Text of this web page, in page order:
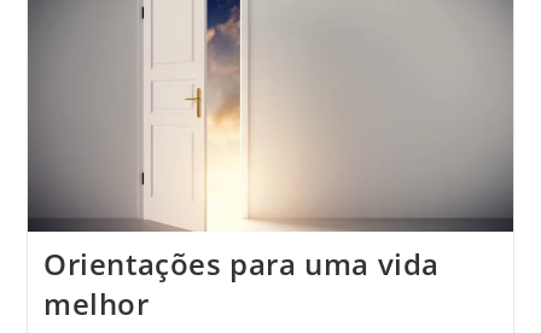
Orientações para uma vida
melhor